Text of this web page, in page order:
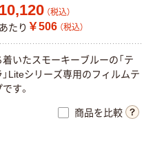
（税込）
たり ￥506 （税込）
着いたスモーキーブルーの「テ
」Liteシリーズ専用のフィルムテ
す。
商品を比較